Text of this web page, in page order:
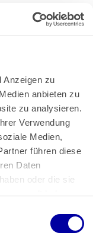
Anzeigen zu
anbieten zu
zu analysieren.
Verwendung
Medien,
führen diese
Daten
oder die sie
haben.